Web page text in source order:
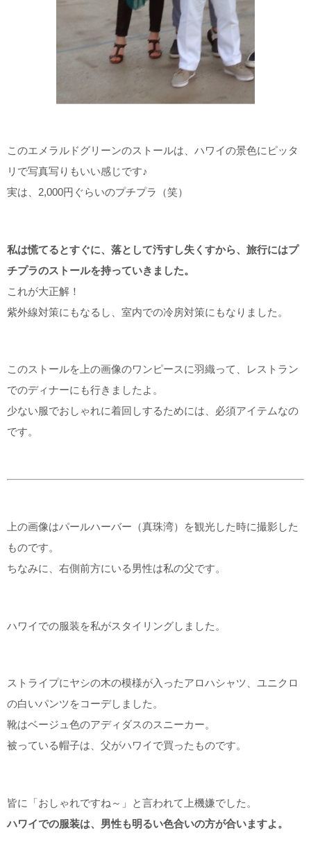
このエメラルドグリーンのストールは、ハワイの景色にピッタ
リで写真写りもいい感じです♪
実は、2,000円ぐらいのプチプラ（笑）
私は慌てるとすぐに、落として汚すし失くすから、旅行にはプ
チプラのストールを持っていきました。
これが大正解！
紫外線対策にもなるし、室内での冷房対策にもなりました。
このストールを上の画像のワンピースに羽織って、レストラン
でのディナーにも行きましたよ。
少ない服でおしゃれに着回しするためには、必須アイテムなの
です。
上の画像はパールハーバー（真珠湾）を観光した時に撮影した
ものです。
ちなみに、右側前方にいる男性は私の父です。
ハワイでの服装を私がスタイリングしました。
ストライプにヤシの木の模様が入ったアロハシャツ、ユニクロ
の白いパンツをコーデしました。
靴はベージュ色のアディダスのスニーカー。
被っている帽子は、父がハワイで買ったものです。
皆に「おしゃれですね～」と言われて上機嫌でした。
ハワイでの服装は、男性も明るい色合いの方が合いますよ。